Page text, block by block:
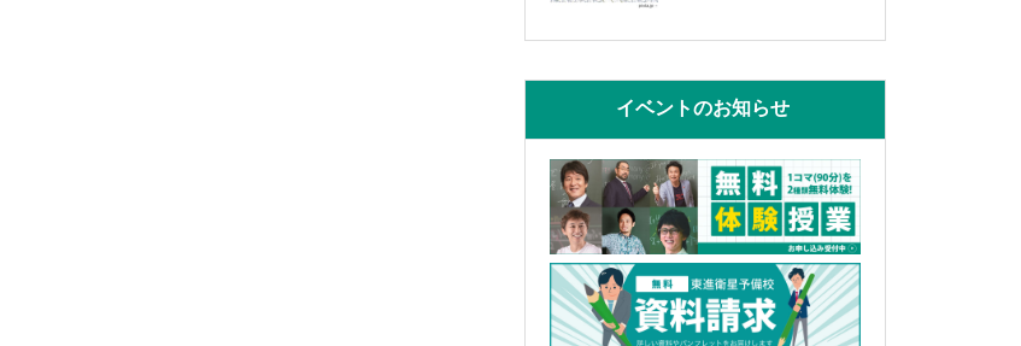
イベントのお知らせ